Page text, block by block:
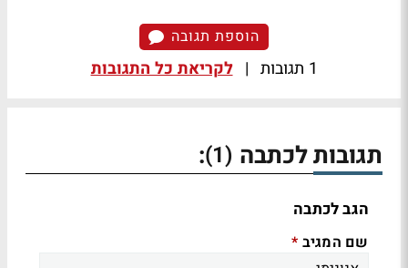
הוספת תגובה
1 תגובות | לקריאת כל התגובות
תגובות לכתבה (1)
:
הגב לכתבה
שם המגיב *